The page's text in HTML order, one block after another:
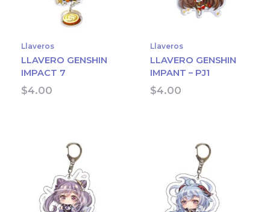
Llaveros
LLAVERO GENSHIN
IMPACT 7
$4.00
Llaveros
LLAVERO GENSHIN
IMPANT – PJ1
$4.00